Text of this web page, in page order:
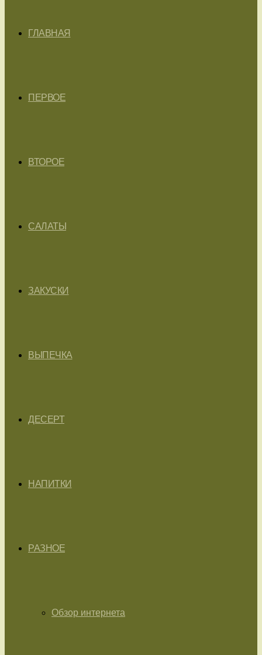
ГЛАВНАЯ
ПЕРВОЕ
ВТОРОЕ
САЛАТЫ
ЗАКУСКИ
ВЫПЕЧКА
ДЕСЕРТ
НАПИТКИ
РАЗНОЕ
Обзор интернета